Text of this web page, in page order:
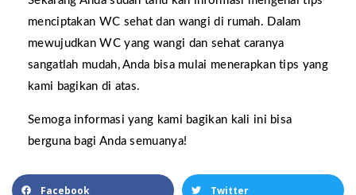
menciptakan WC sehat dan wangi di rumah. Dalam
mewujudkan WC yang wangi dan sehat caranya
sangatlah mudah, Anda bisa mulai menerapkan tips yang
kami bagikan di atas.
Semoga informasi yang kami bagikan kali ini bisa
berguna bagi Anda semuanya!
Facebook Twitter